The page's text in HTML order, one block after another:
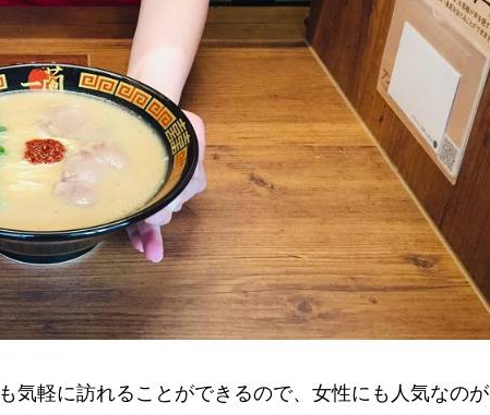
気軽に訪れることができるので、女性にも人気なのが